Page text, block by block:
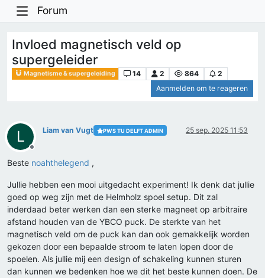
Forum
Invloed magnetisch veld op
supergeleider
Magnetisme & supergeleiding 14 2 864
2
Aanmelden om te reageren
L
Offline
Liam van Vugt PWS TU DELFT ADMIN 25 sep. 2025 11:53
Beste noahthelegend ,
Jullie hebben een mooi uitgedacht experiment! Ik denk dat jullie
goed op weg zijn met de Helmholz spoel setup. Dit zal
inderdaad beter werken dan een sterke magneet op arbitraire
afstand houden van de YBCO puck. De sterkte van het
magnetisch veld om de puck kan dan ook gemakkelijk worden
gekozen door een bepaalde stroom te laten lopen door de
spoelen. Als jullie mij een design of schakeling kunnen sturen
dan kunnen we bedenken hoe we dit het beste kunnen doen. De